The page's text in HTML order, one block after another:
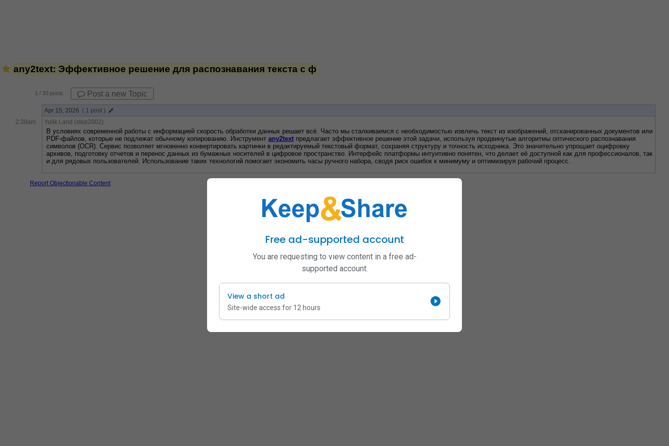
any2text: Эффективное решение для распознавания текста с ф
1 / 20 posts Post a new Topic
Apr 15, 2026 ( 1 post )
2:38am
Yulik Land (step2002)
В условиях современной работы с информацией скорость обработки данных решает всё. Часто мы сталкиваемся с необходимостью извлечь текст из изображений, отсканированных документов или
PDF-файлов, которые не подлежат обычному копированию. Инструмент any2text предлагает эффективное решение этой задачи, используя продвинутые алгоритмы оптического распознавания
символов (OCR). Сервис позволяет мгновенно конвертировать картинки в редактируемый текстовый формат, сохраняя структуру и точность исходника. Это значительно упрощает оцифровку
архивов, подготовку отчетов и перенос данных из бумажных носителей в цифровое пространство. Интерфейс платформы интуитивно понятен, что делает её доступной как для профессионалов, так
и для рядовых пользователей. Использование таких технологий помогает экономить часы ручного набора, сводя риск ошибок к минимуму и оптимизируя рабочий процесс.
Report Objectionable Content
Free ad-supported account
You are requesting to view content in a free ad-
supported account.
View a short ad
Site-wide access for 12 hours